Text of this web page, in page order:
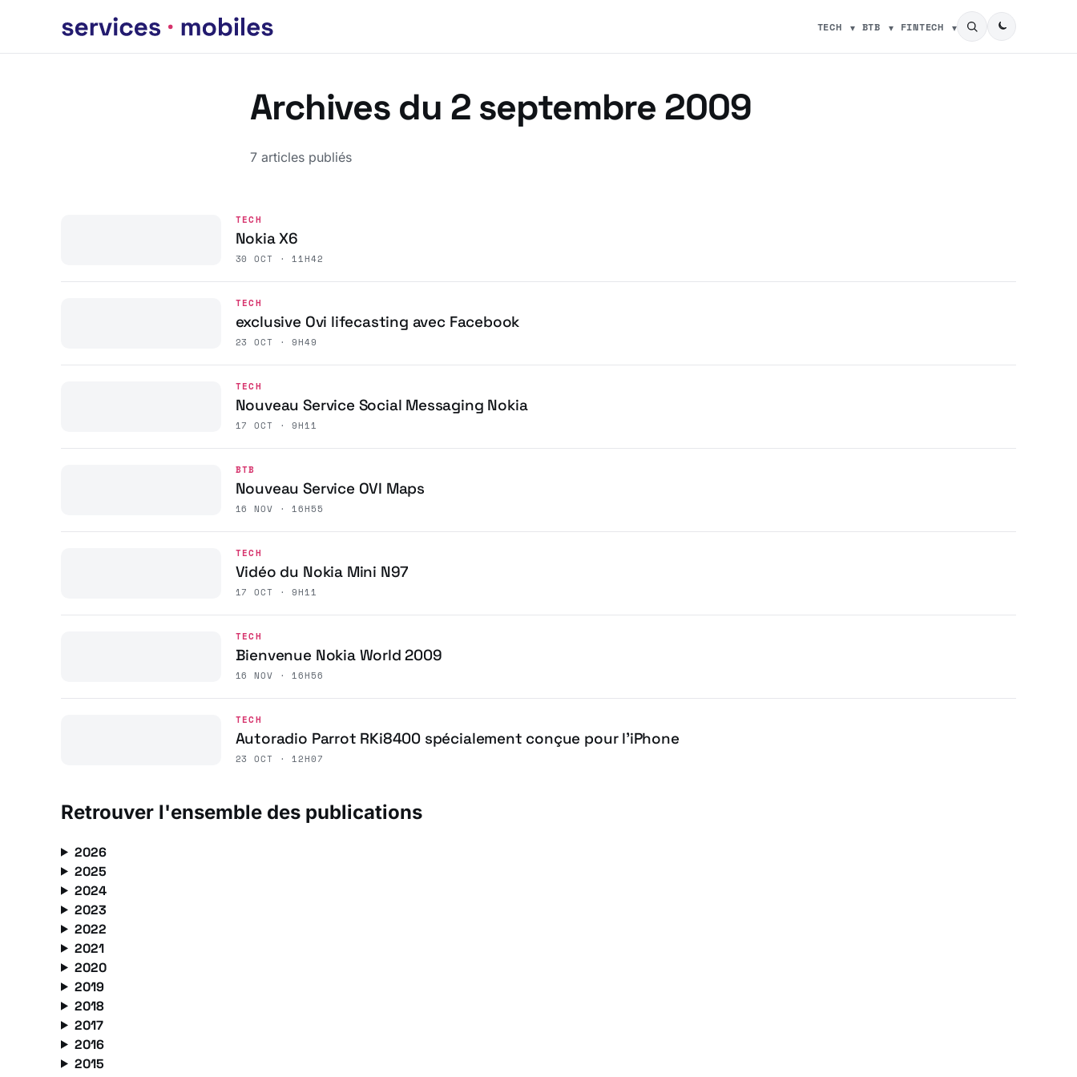
TECH BTB FINTECH
Archives du 2 septembre 2009
7 articles publiés
TECH
Nokia X6
30 OCT · 11H42
TECH
exclusive Ovi lifecasting avec Facebook
23 OCT · 9H49
TECH
Nouveau Service Social Messaging Nokia
17 OCT · 9H11
BTB
Nouveau Service OVI Maps
16 NOV · 16H55
TECH
Vidéo du Nokia Mini N97
17 OCT · 9H11
TECH
Bienvenue Nokia World 2009
16 NOV · 16H56
TECH
Autoradio Parrot RKi8400 spécialement conçue pour l’iPhone
23 OCT · 12H07
Retrouver l'ensemble des publications
2026
2025
2024
2023
2022
2021
2020
2019
2018
2017
2016
2015